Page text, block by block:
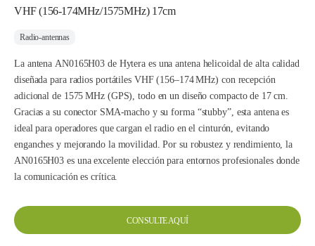
VHF (156-174MHz/1575MHz) 17cm
Radio-antennas
La antena AN0165H03 de Hytera es una antena helicoidal de alta calidad
diseñada para radios portátiles VHF (156–174 MHz) con recepción
adicional de 1575 MHz (GPS), todo en un diseño compacto de 17 cm.
Gracias a su conector SMA‑macho y su forma “stubby”, esta antena es
ideal para operadores que cargan el radio en el cinturón, evitando
enganches y mejorando la movilidad. Por su robustez y rendimiento, la
AN0165H03 es una excelente elección para entornos profesionales donde
la comunicación es crítica.
CONSULTE AQUÍ